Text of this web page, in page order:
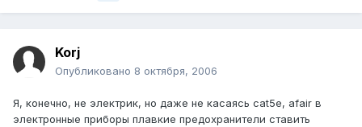
Korj
Опубликовано 8 октября, 2006
Я, конечно, не электрик, но даже не касаясь cat5e, afair в
электронные приборы плавкие предохранители ставить